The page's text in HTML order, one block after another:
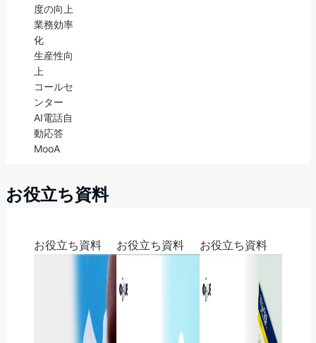
度の向上
業務効率
化
生産性向
上
コールセ
ンター
AI電話自
動応答
MooA
お役立ち資料
お役立ち資料 お役立ち資料 お役立ち資料